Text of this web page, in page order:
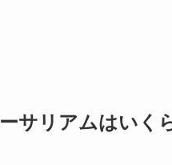
サリアムはい